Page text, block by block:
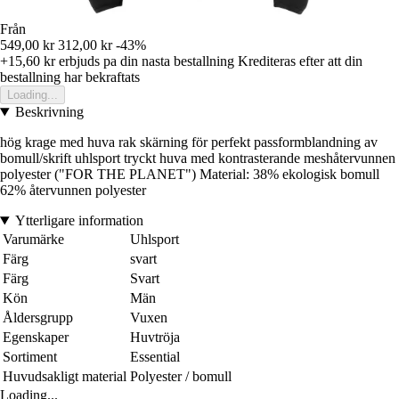
Från
549,00 kr 312,00 kr -43%
+15,60 krerbjuds pa din nasta bestallning Krediteras efter att din
bestallning har bekraftats
Loading...
Beskrivning
hög krage med huva rak skärning för perfekt passformblandning av
bomull/skrift uhlsport tryckt huva med kontrasterande meshåtervunnen
polyester ("FOR THE PLANET") Material: 38% ekologisk bomull
62% återvunnen polyester
Ytterligare information
Varumärke
Uhlsport
Färg
svart
Färg
Svart
Kön
Män
Åldersgrupp
Vuxen
Egenskaper
Huvtröja
Sortiment
Essential
Huvudsakligt material Polyester / bomull
Loading...